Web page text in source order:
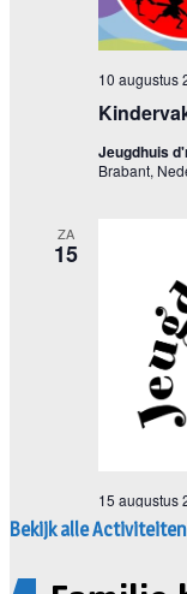
Bekijk alle Activiteiten